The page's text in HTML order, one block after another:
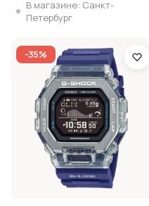
В магазине: Санкт-
Петербург
-35%